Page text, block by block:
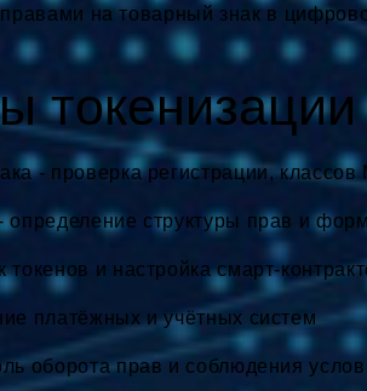
на товарный знак в
токенизации
- проверка регистрации,
определение структуры прав и
и настройка смарт-
платёжных и учётных систем
оборота прав и соблюдения